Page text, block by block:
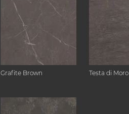
Grafite Brown Testa di Moro